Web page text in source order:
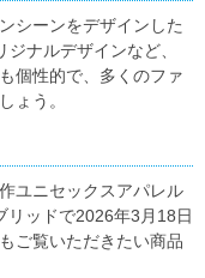
シーンをデザインした
ナルデザインなど、
個性的で、多くのファ
ょう。
ユニセックスアパレル
リッドで2026年3月18日
ご覧いただきたい商品